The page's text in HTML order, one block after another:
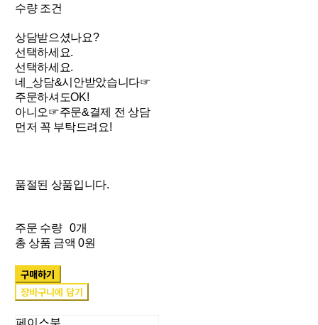
수량 조건
상담받으셨나요?
선택하세요.
선택하세요.
네_상담&시안받았습니다☞
주문하셔도OK!
아니오☞주문&결제 전 상담
먼저 꼭 부탁드려요!
품절된 상품입니다.
주문 수량
0개
총 상품 금액 0원
구매하기
장바구니에 담기
페이스북